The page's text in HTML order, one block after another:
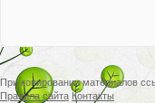
При копировании материалов
Правила сайта Контакты